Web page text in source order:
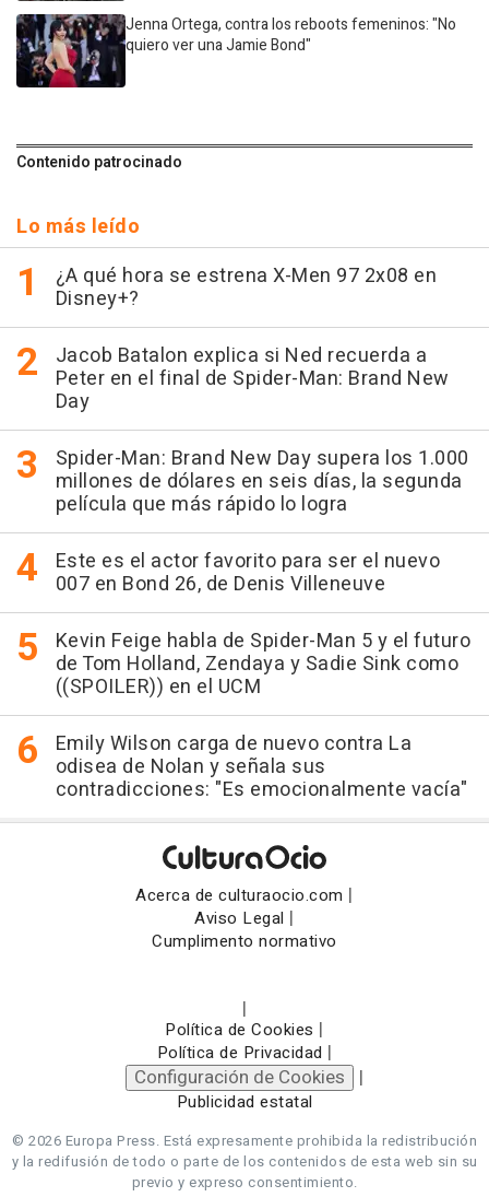
Jenna Ortega, contra los reboots femeninos: "No
quiero ver una Jamie Bond"
Contenido patrocinado
Lo más leído
¿A qué hora se estrena X-Men 97 2x08 en
Disney+?
Jacob Batalon explica si Ned recuerda a
Peter en el final de Spider-Man: Brand New
Day
Spider-Man: Brand New Day supera los 1.000
millones de dólares en seis días, la segunda
película que más rápido lo logra
Este es el actor favorito para ser el nuevo
007 en Bond 26, de Denis Villeneuve
Kevin Feige habla de Spider-Man 5 y el futuro
de Tom Holland, Zendaya y Sadie Sink como
((SPOILER)) en el UCM
Emily Wilson carga de nuevo contra La
odisea de Nolan y señala sus
contradicciones: "Es emocionalmente vacía"
Acerca de culturaocio.com |
Aviso Legal |
Cumplimento normativo
|
Política de Cookies |
Política de Privacidad |
Configuración de Cookies |
Publicidad estatal
© 2026 Europa Press. Está expresamente prohibida la redistribución
y la redifusión de todo o parte de los contenidos de esta web sin su
previo y expreso consentimiento.